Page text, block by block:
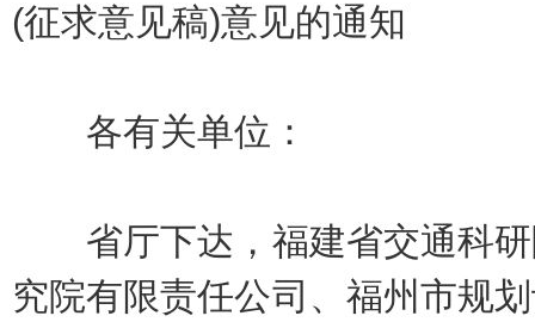
(征求意见稿)意见的通知
各有关单位：
省厅下达，福建省交通科研
究院有限责任公司、福州市规